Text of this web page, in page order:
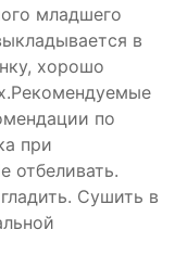
младшего
в
хорошо
по
при
отбеливать.
Сушить в